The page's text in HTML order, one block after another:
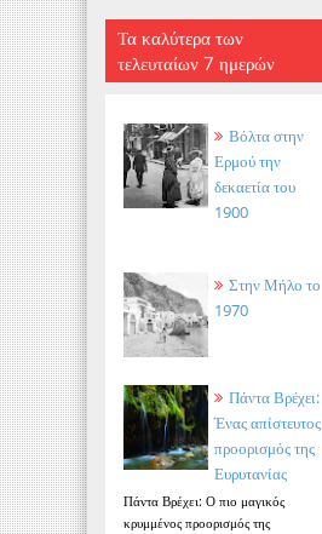
Τα καλύτερα των
τελευταίων 7 ημερών
Βόλτα στην
Ερμού την
δεκαετία του
1900
Στην Μήλο το
1970
Πάντα Βρέχει:
Ένας απίστευτος
προορισμός της
Ευρυτανίας
Πάντα Βρέχει: Ο πιο μαγικός
κρυμμένος προορισμός της